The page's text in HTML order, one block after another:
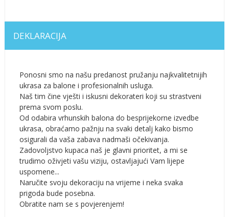
DEKLARACIJA
Ponosni smo na našu predanost pružanju najkvalitetnijih
ukrasa za balone i profesionalnih usluga.
Naš tim čine vješti i iskusni dekorateri koji su strastveni
prema svom poslu.
Od odabira vrhunskih balona do besprijekorne izvedbe
ukrasa, obraćamo pažnju na svaki detalj kako bismo
osigurali da vaša zabava nadmaši očekivanja.
Zadovoljstvo kupaca naš je glavni prioritet, a mi se
trudimo oživjeti vašu viziju, ostavljajući Vam lijepe
uspomene...
Naručite svoju dekoraciju na vrijeme i neka svaka
prigoda bude posebna.
Obratite nam se s povjerenjem!